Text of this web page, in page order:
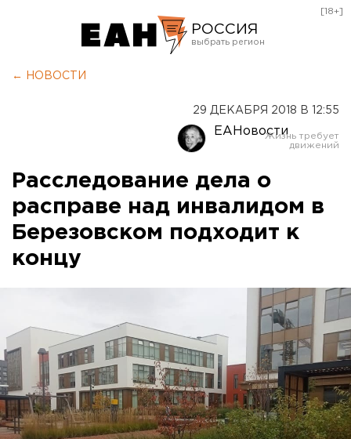
РОССИЯ
Оренбург
[18+]
← НОВОСТИ
29 ДЕКАБРЯ 2018 В 12:55
ЕАНовости
Расследование дела о
расправе над инвалидом в
Березовском подходит к
концу